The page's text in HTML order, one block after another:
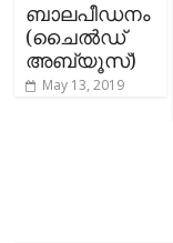
ബാലപീഡനം
(ചൈല്‍ഡ്
അബ്യൂസ്)
May 13, 2019